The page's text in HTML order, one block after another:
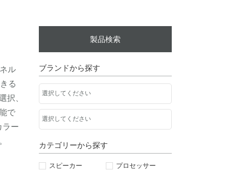
ル
る
択、
で
ラー
製品検索
ブランドから探す
カテゴリーから探す
スピーカー
プロセッサー